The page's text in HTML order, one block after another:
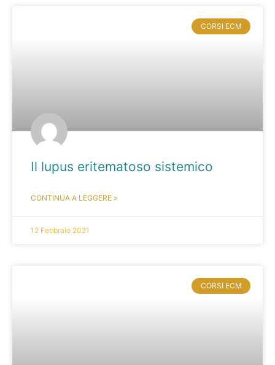
CORSI ECM
Il lupus eritematoso sistemico
CONTINUA A LEGGERE »
12 Febbraio 2021
CORSI ECM